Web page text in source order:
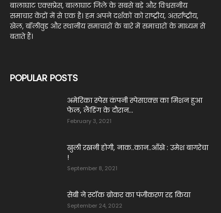
बालाघाट एक्सप्रेस, बालाघाट जिले के सबसे बड़े और विश्वसनीय
समाचार केंद्रों में से एक है। हम अपने दर्शकों को राष्ट्रीय, अंतर्राष्ट्रीय,
खेल, बॉलीवुड और स्थानीय समाचारों के बारे में समाचारों के माध्यम से
बताते हैं।
POPULAR POSTS
अमेरिका स्पेस कंपनी स्पेसएक्स का मिशन हुआ
फेल, लैंडिंग के दौरान...
February 3, 2021
खुली रखनी होगी, नाक..कान..आँखे : उमेश बागरेचा
!
September 8, 2021
सेबी ने स्टॉक ब्रोकर का पंजीकरण रद्द किया
September 24, 2022